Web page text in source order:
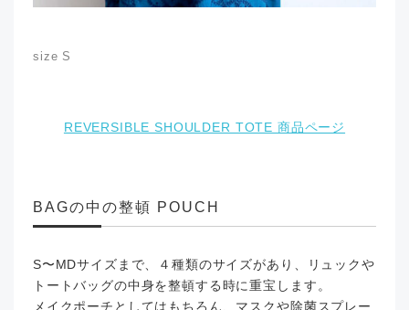
size S
REVERSIBLE SHOULDER TOTE 商品ページ
BAGの中の整頓 POUCH
S〜MDサイズまで、４種類のサイズがあり、リュックや
トートバッグの中身を整頓する時に重宝します。
メイクポーチとしてはもちろん、マスクや除菌スプレー